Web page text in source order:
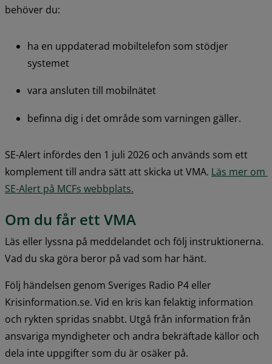
behöver du:
ha en uppdaterad mobiltelefon som stödjer
systemet
vara ansluten till mobilnätet
befinna dig i det område som varningen gäller.
SE-Alert infördes den 1 juli 2026 och används som ett
komplement till andra sätt att skicka ut VMA. Läs mer om
SE-Alert på MCFs webbplats.
Om du får ett VMA
Läs eller lyssna på meddelandet och följ instruktionerna.
Vad du ska göra beror på vad som har hänt.
Följ händelsen genom Sveriges Radio P4 eller
Krisinformation.se. Vid en kris kan felaktig information
och rykten spridas snabbt. Utgå från information från
ansvariga myndigheter och andra bekräftade källor och
dela inte uppgifter som du är osäker på.